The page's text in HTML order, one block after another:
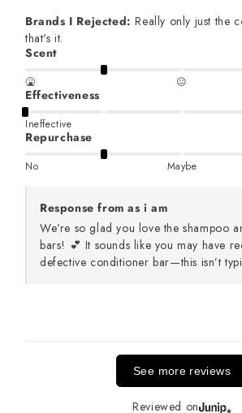
Brands I Rejected: Really only just the
that's it.
Scent
🤮 😐
Effectiveness
Ineffective
Repurchase
No Maybe
Response from as i am
We’re so glad you love the shampoo
bars! 💕 It sounds like you may have
defective conditioner bar—this isn’t
See more reviews
Reviewed on